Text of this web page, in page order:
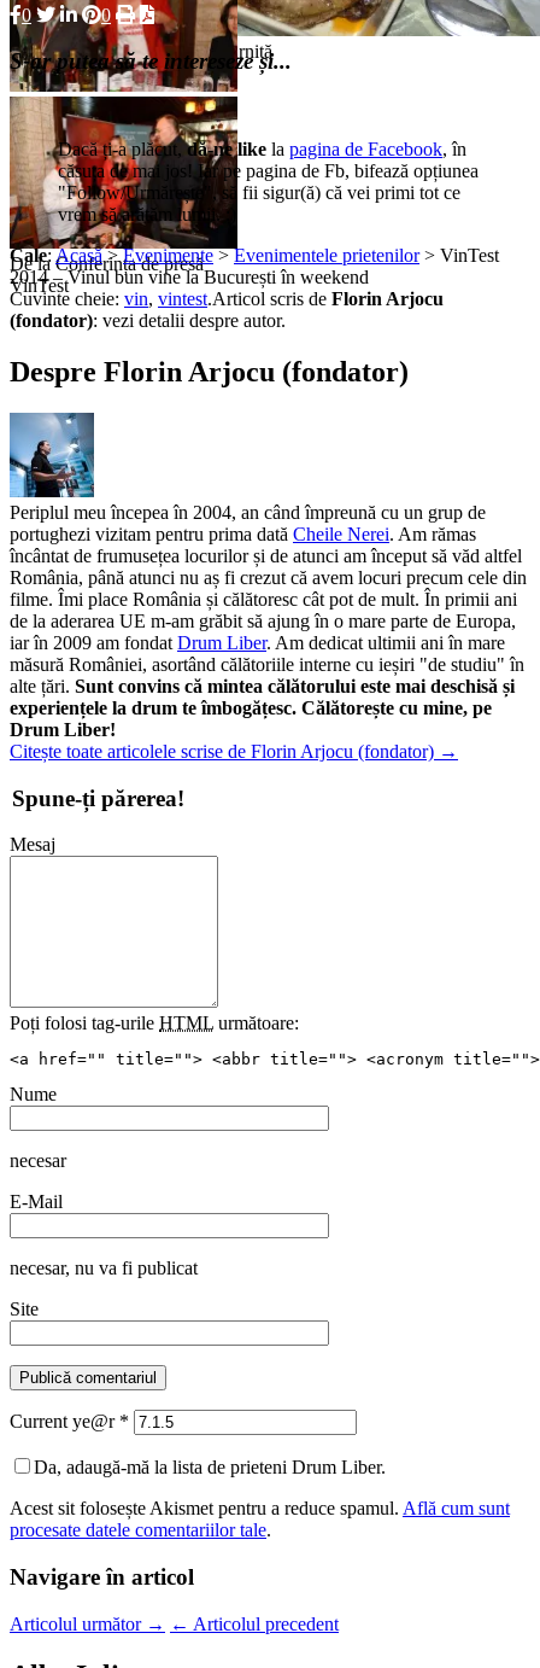
Iar alături de vin merge și o cărniță
De la Conferința de presă
VinTest
De la Conferința de presă
VinTest
0 0
S-ar putea să te intereseze și...
Dacă ți-a plăcut, dă-ne like la pagina de Facebook, în
căsuța de mai jos! Iar pe pagina de Fb, bifează opțiunea
"Follow/Urmărește", să fii sigur(ă) că vei primi tot ce
vrem să arătăm lumii. :)
Cale: Acasă>Evenimente > Evenimentele prietenilor> VinTest
2014 – Vinul bun vine la București în weekend
Cuvinte cheie: vin, vintest.Articol scris de Florin Arjocu
(fondator): vezi detalii despre autor.
Despre Florin Arjocu (fondator)
Periplul meu începea în 2004, an când împreună cu un grup de
portughezi vizitam pentru prima dată Cheile Nerei. Am rămas
încântat de frumusețea locurilor și de atunci am început să văd altfel
România, până atunci nu aș fi crezut că avem locuri precum cele din
filme. Îmi place România și călătoresc cât pot de mult. În primii ani
de la aderarea UE m-am grăbit să ajung în o mare parte de Europa,
iar în 2009 am fondatDrum Liber. Am dedicat ultimii ani în mare
măsură României, asortând călătoriile interne cu ieșiri "de studiu" în
alte țări. Sunt convins că mintea călătorului este mai deschisă și
experiențele la drum te îmbogățesc. Călătorește cu mine, pe
Drum Liber!
Citește toate articolele scrise de Florin Arjocu (fondator) →
Spune-ți părerea!
Mesaj
Poți folosi tag-urile HTML următoare:
<a href="" title=""> <abbr title=""> <acronym title="">
Nume
necesar
E-Mail
necesar, nu va fi publicat
Site
Current ye@r *
Da, adaugă-mă la lista de prieteni Drum Liber.
Acest sit folosește Akismet pentru a reduce spamul. Află cum sunt
procesate datele comentariilor tale.
Navigare în articol
Articolul următor → ← Articolul precedent